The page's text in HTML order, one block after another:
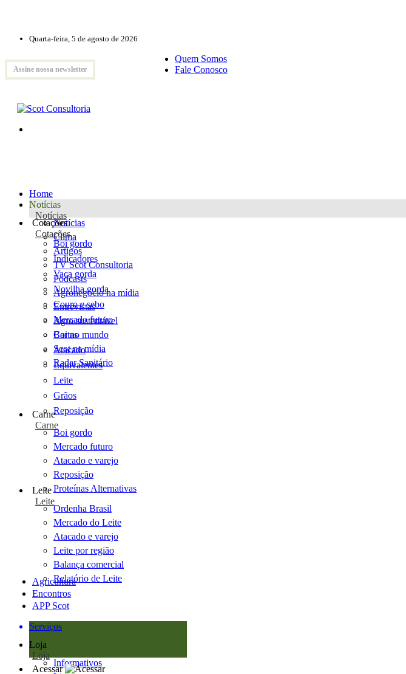
Quarta-feira, 5 de agosto de 2026
Assine nossa newsletter
Quem Somos
Fale Conosco
Home
Notícias
Notícias
Notícias
Clima
Artigos
TV Scot Consultoria
Podcasts
Agronegócio na mídia
Entrevistas
Agro sustentável
Cartas
Scot na mídia
Radar Sanitário
Cotações
Cotações
Boi gordo
Indicadores
Vaca gorda
Novilha gorda
Couro e sebo
Mercado futuro
Boi no mundo
Atacado
Equivalentes
Leite
Grãos
Reposição
Carne
Carne
Boi gordo
Mercado futuro
Atacado e varejo
Reposição
Proteínas Alternativas
Leite
Leite
Ordenha Brasil
Mercado do Leite
Atacado e varejo
Leite por região
Balança comercial
Relatório de Leite
Agricultura
Encontros
APP Scot
Serviços
Loja
Loja
Informativos
Acessar